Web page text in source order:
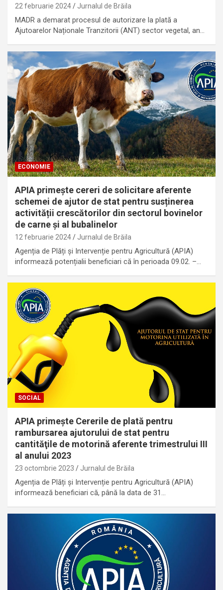
22 februarie 2024 Jurnalul de Brăila
MADR a demarat procesul de autorizare la plată a
Ajutoarelor Naționale Tranzitorii (ANT) sector vegetal, an…
ECONOMIE
APIA primește cereri de solicitare aferente
schemei de ajutor de stat pentru susținerea
activității crescătorilor din sectorul bovinelor
de carne și al bubalinelor
12 februarie 2024 Jurnalul de Brăila
Agenția de Plăți și Intervenție pentru Agricultură (APIA)
informează potențialii beneficiari că în perioada 09.02. –…
SOCIAL
APIA primește Cererile de plată pentru
rambursarea ajutorului de stat pentru
cantităţile de motorină aferente trimestrului III
al anului 2023
23 octombrie 2023 Jurnalul de Brăila
Agenția de Plăți și Intervenție pentru Agricultură (APIA)
informează beneficiari că, până la data de 31…